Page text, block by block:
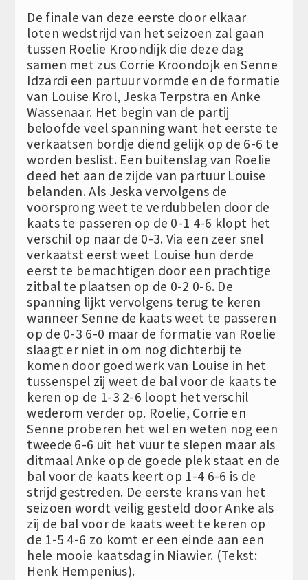
De finale van deze eerste door elkaar
loten wedstrijd van het seizoen zal gaan
tussen Roelie Kroondijk die deze dag
samen met zus Corrie Kroondojk en Senne
Idzardi een partuur vormde en de formatie
van Louise Krol, Jeska Terpstra en Anke
Wassenaar. Het begin van de partij
beloofde veel spanning want het eerste te
verkaatsen bordje diend gelijk op de 6-6 te
worden beslist. Een buitenslag van Roelie
deed het aan de zijde van partuur Louise
belanden. Als Jeska vervolgens de
voorsprong weet te verdubbelen door de
kaats te passeren op de 0-1 4-6 klopt het
verschil op naar de 0-3. Via een zeer snel
verkaatst eerst weet Louise hun derde
eerst te bemachtigen door een prachtige
zitbal te plaatsen op de 0-2 0-6. De
spanning lijkt vervolgens terug te keren
wanneer Senne de kaats weet te passeren
op de 0-3 6-0 maar de formatie van Roelie
slaagt er niet in om nog dichterbij te
komen door goed werk van Louise in het
tussenspel zij weet de bal voor de kaats te
keren op de 1-3 2-6 loopt het verschil
wederom verder op. Roelie, Corrie en
Senne proberen het wel en weten nog een
tweede 6-6 uit het vuur te slepen maar als
ditmaal Anke op de goede plek staat en de
bal voor de kaats keert op 1-4 6-6 is de
strijd gestreden. De eerste krans van het
seizoen wordt veilig gesteld door Anke als
zij de bal voor de kaats weet te keren op
de 1-5 4-6 zo komt er een einde aan een
hele mooie kaatsdag in Niawier. (Tekst:
Henk Hempenius).